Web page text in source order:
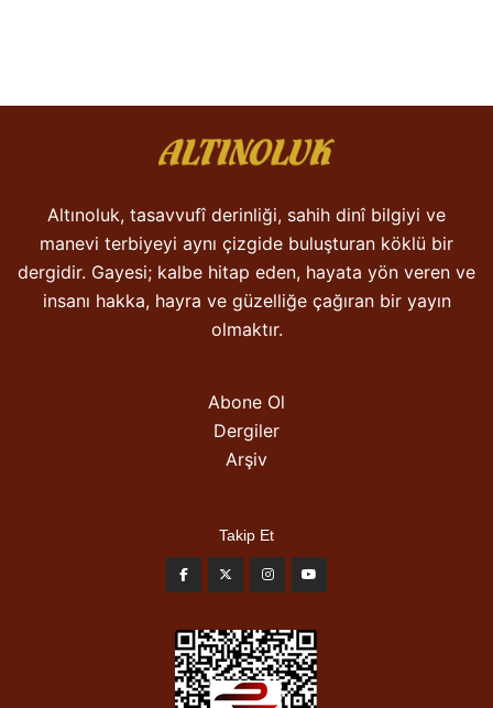
Altınoluk, tasavvufî derinliği, sahih dinî bilgiyi ve
manevi terbiyeyi aynı çizgide buluşturan köklü bir
dergidir. Gayesi; kalbe hitap eden, hayata yön veren ve
insanı hakka, hayra ve güzelliğe çağıran bir yayın
olmaktır.
Abone Ol
Dergiler
Arşiv
Takip Et